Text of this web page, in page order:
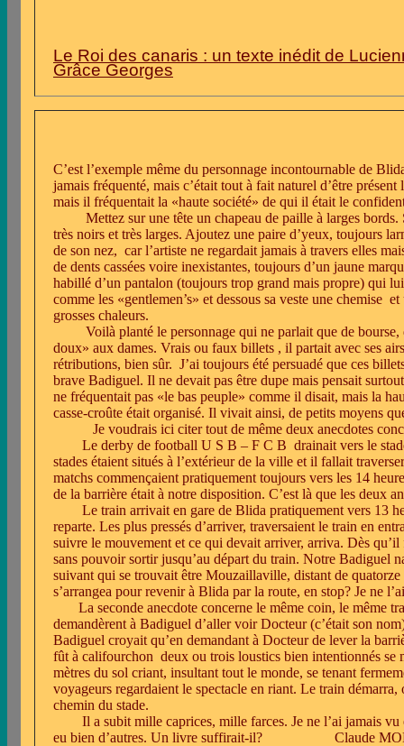
Le Roi des canaris : un texte inédit de
Grâce Georges
C’est l’exemple même du personnage incontournable de
jamais fréquenté, mais c’était tout à fait naturel d’être
mais il fréquentait la «haute société» de qui il était le
Mettez sur une tête un chapeau de paille à larges
très noirs et très larges. Ajoutez une paire d’yeux, toujours
de son nez, car l’artiste ne regardait jamais à travers elles
de dents cassées voire inexistantes, toujours d’un jaune
habillé d’un pantalon (toujours trop grand mais propre) qui
comme les «gentlemen’s» et dessous sa veste une chemise et
grosses chaleurs.
Voilà planté le personnage qui ne parlait que de
doux» aux dames. Vrais ou faux billets , il partait avec ses
rétributions, bien sûr. J’ai toujours été persuadé que ces
brave Badiguel. Il ne devait pas être dupe mais pensait
ne fréquentait pas «le bas peuple» comme il disait, mais la
casse-croûte était organisé. Il vivait ainsi, de petits moyens
Je voudrais ici citer tout de même deux anecdotes
Le derby de football U S B – F C B drainait vers le
stades étaient situés à l’extérieur de la ville et il fallait
matchs commençaient pratiquement toujours vers les 14
de la barrière était à notre disposition. C’est là que les deux
Le train arrivait en gare de Blida pratiquement vers 13
reparte. Les plus pressés d’arriver, traversaient le train en
suivre le mouvement et ce qui devait arriver, arriva. Dès
sans pouvoir sortir jusqu’au départ du train. Notre Badiguel
suivant qui se trouvait être Mouzaillaville, distant de
s’arrangea pour revenir à Blida par la route, en stop? Je ne
La seconde anecdote concerne le même coin, le même
demandèrent à Badiguel d’aller voir Docteur (c’était son
Badiguel croyait qu’en demandant à Docteur de lever la
fût à califourchon deux ou trois loustics bien intentionnés
mètres du sol criant, insultant tout le monde, se tenant
voyageurs regardaient le spectacle en riant. Le train
chemin du stade.
Il a subit mille caprices, mille farces. Je ne l’ai jamais
eu bien d’autres. Un livre suffirait-il? Claude